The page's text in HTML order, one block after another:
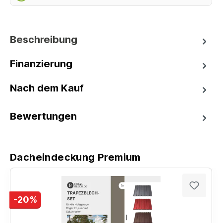
Beschreibung
Finanzierung
Nach dem Kauf
Bewertungen
Dacheindeckung Premium
-20%